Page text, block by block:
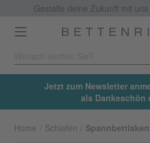
Gestalte deine Zukunft mit
Toggle
navigation
Jetzt zum Newsletter
als Dankeschön
Home Schlafen Spannbettlaken